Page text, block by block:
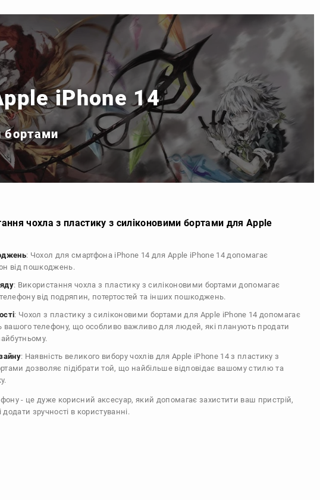
iPhone 14
бортами
чохла з пластику з силіконовими бортами для Apple
: Чохол для смартфона iPhone 14 для Apple iPhone 14 допомагає
від пошкоджень.
: Використання чохла з пластику з силіконовими бортами допомагає
від подряпин, потертостей та інших пошкоджень.
: Чохол з пластику з силіконовими бортами для Apple iPhone 14 допомагає
вашого телефону, що особливо важливо для людей, які планують продати
: Наявність великого вибору чохлів для Apple iPhone 14 з пластику з
дозволяє підібрати той, що найбільше відповідає вашому стилю та
- це дуже корисний аксесуар, який допомагає захистити ваш пристрій,
додати зручності в користуванні.